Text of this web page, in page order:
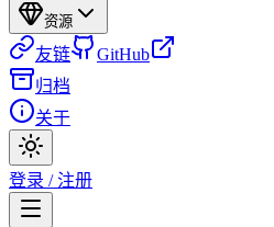
资源
友链
GitHub
归档
关于
登录 / 注册